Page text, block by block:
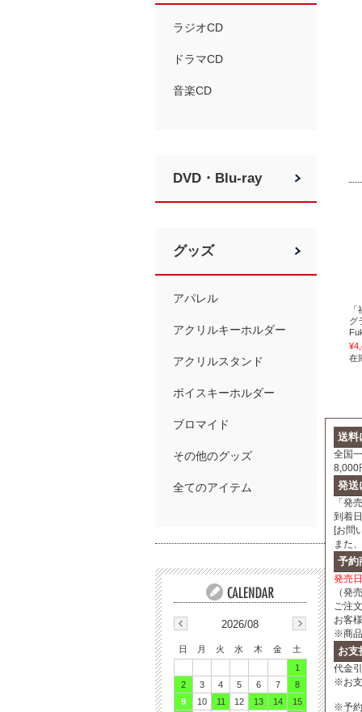
グ
在
送料
全国
8,000
発送
「発
到着
[お問
また
予約
発売
（発
ご注
お客
※商
お支
代金
※お支
※予約
ラジオCD
ドラマCD
音楽CD
DVD・Blu-ray
グッズ
アパレル
アクリルキーホルダー
アクリルスタンド
ボイスキーホルダー
ブロマイド
その他のグッズ
全てのアイテム
2026/08
日 月 火 水 木 金
土
1
2
3 4 5 6 7
8
9
10 11 12 13 14
15